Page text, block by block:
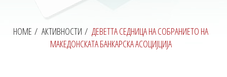
HOME / АКТИВНОСТИ / ДЕВЕТТА СЕДНИЦА НА СОБРАНИЕТО НА
МАКЕДОНСКАТА БАНКАРСКА АСОЦИЈЦИЈА